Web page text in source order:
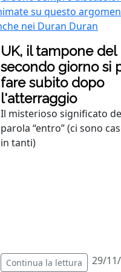
UK, il tampone del
secondo giorno si
fare subito dopo
l'atterraggio
Il misterioso significato
parola “entro” (ci sono
in tanti)
Continua la lettura 29/